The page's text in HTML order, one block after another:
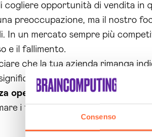
Consenso
cogliere opportunità di vendita in
preoccupazione, ma il nostro
In un mercato sempre più
e il fallimento.
che la tua azienda rimanga
investire in un futuro di
operativae aumentare le
i tuoi processi aziendali. Non